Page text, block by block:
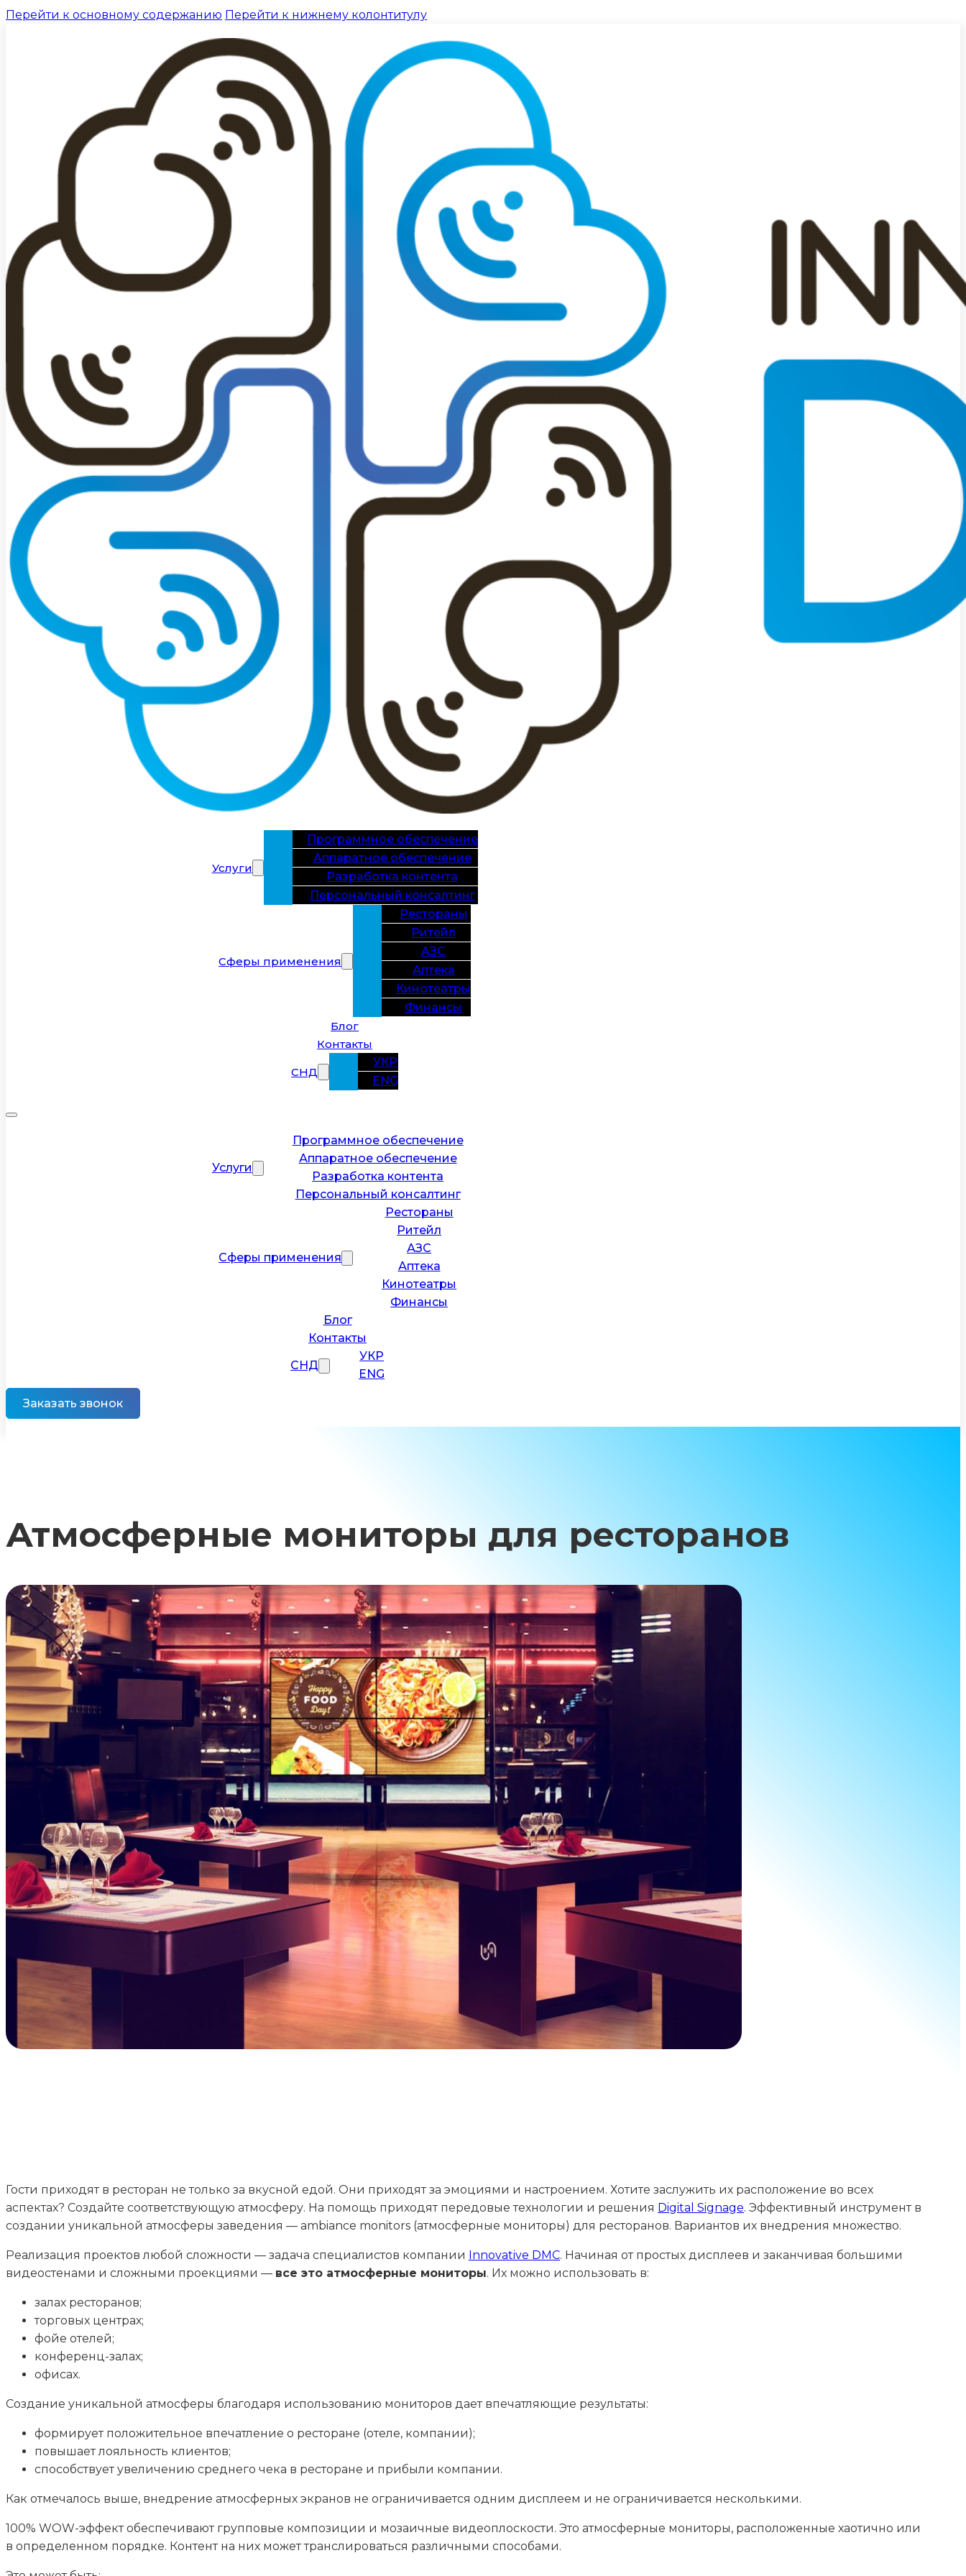
Перейти к основному содержанию Перейти к нижнему колонтитулу
Услуги
Программное обеспечение
Аппаратное обеспечение
Разработка контента
Персональный консалтинг
Сферы применения
Рестораны
Ритейл
АЗС
Аптека
Кинотеатры
Финансы
Блог
Контакты
СНД
УКР
ENG
Услуги
Программное обеспечение
Аппаратное обеспечение
Разработка контента
Персональный консалтинг
Сферы применения
Рестораны
Ритейл
АЗС
Аптека
Кинотеатры
Финансы
Блог
Контакты
СНД
УКР
ENG
Заказать звонок
Атмосферные мониторы для ресторанов
Гости приходят в ресторан не только за вкусной едой. Они приходят за эмоциями и настроением. Хотите заслужить их расположение во всех
аспектах? Создайте соответствующую атмосферу. На помощь приходят передовые технологии и решения Digital Signage. Эффективный инструмент в
создании уникальной атмосферы заведения — ambiance monitors (атмосферные мониторы) для ресторанов. Вариантов их внедрения множество.
Реализация проектов любой сложности — задача специалистов компании Innovative DMC. Начиная от простых дисплеев и заканчивая большими
видеостенами и сложными проекциями — все это атмосферные мониторы. Их можно использовать в:
залах ресторанов;
торговых центрах;
фойе отелей;
конференц-залах;
офисах.
Создание уникальной атмосферы благодаря использованию мониторов дает впечатляющие результаты:
формирует положительное впечатление о ресторане (отеле, компании);
повышает лояльность клиентов;
способствует увеличению среднего чека в ресторане и прибыли компании.
Как отмечалось выше, внедрение атмосферных экранов не ограничивается одним дисплеем и не ограничивается несколькими.
100% WOW-эффект обеспечивают групповые композиции и мозаичные видеоплоскости. Это атмосферные мониторы, расположенные хаотично или
в определенном порядке. Контент на них может транслироваться различными способами.